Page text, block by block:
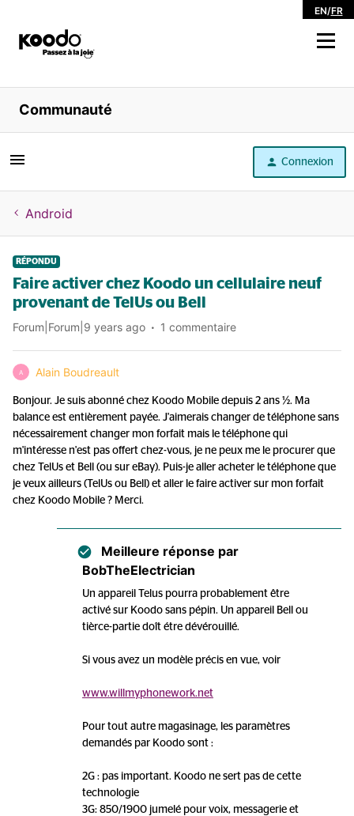
EN/FR
Magasiner
Libre service
Aide
Communauté
Connexion
Android
RÉPONDU
Faire activer chez Koodo un cellulaire neuf
provenant de TelUs ou Bell
Forum|Forum|9 years ago 1 commentaire
A Alain Boudreault
Bonjour. Je suis abonné chez Koodo Mobile depuis 2 ans ½. Ma
balance est entièrement payée. J'aimerais changer de téléphone sans
nécessairement changer mon forfait mais le téléphone qui
m'intéresse n'est pas offert chez-vous, je ne peux me le procurer que
chez TelUs et Bell (ou sur eBay). Puis-je aller acheter le téléphone que
je veux ailleurs (TelUs ou Bell) et aller le faire activer sur mon forfait
chez Koodo Mobile ? Merci.
Meilleure réponse par
BobTheElectrician
Un appareil Telus pourra probablement être
activé sur Koodo sans pépin. Un appareil Bell ou
tièrce-partie doît étre dévérouillé.
Si vous avez un modèle précis en vue, voir
www.willmyphonework.net
Pour tout autre magasinage, les paramètres
demandés par Koodo sont :
2G : pas important. Koodo ne sert pas de cette
technologie
3G: 850/1900 jumelé pour voix, messagerie et